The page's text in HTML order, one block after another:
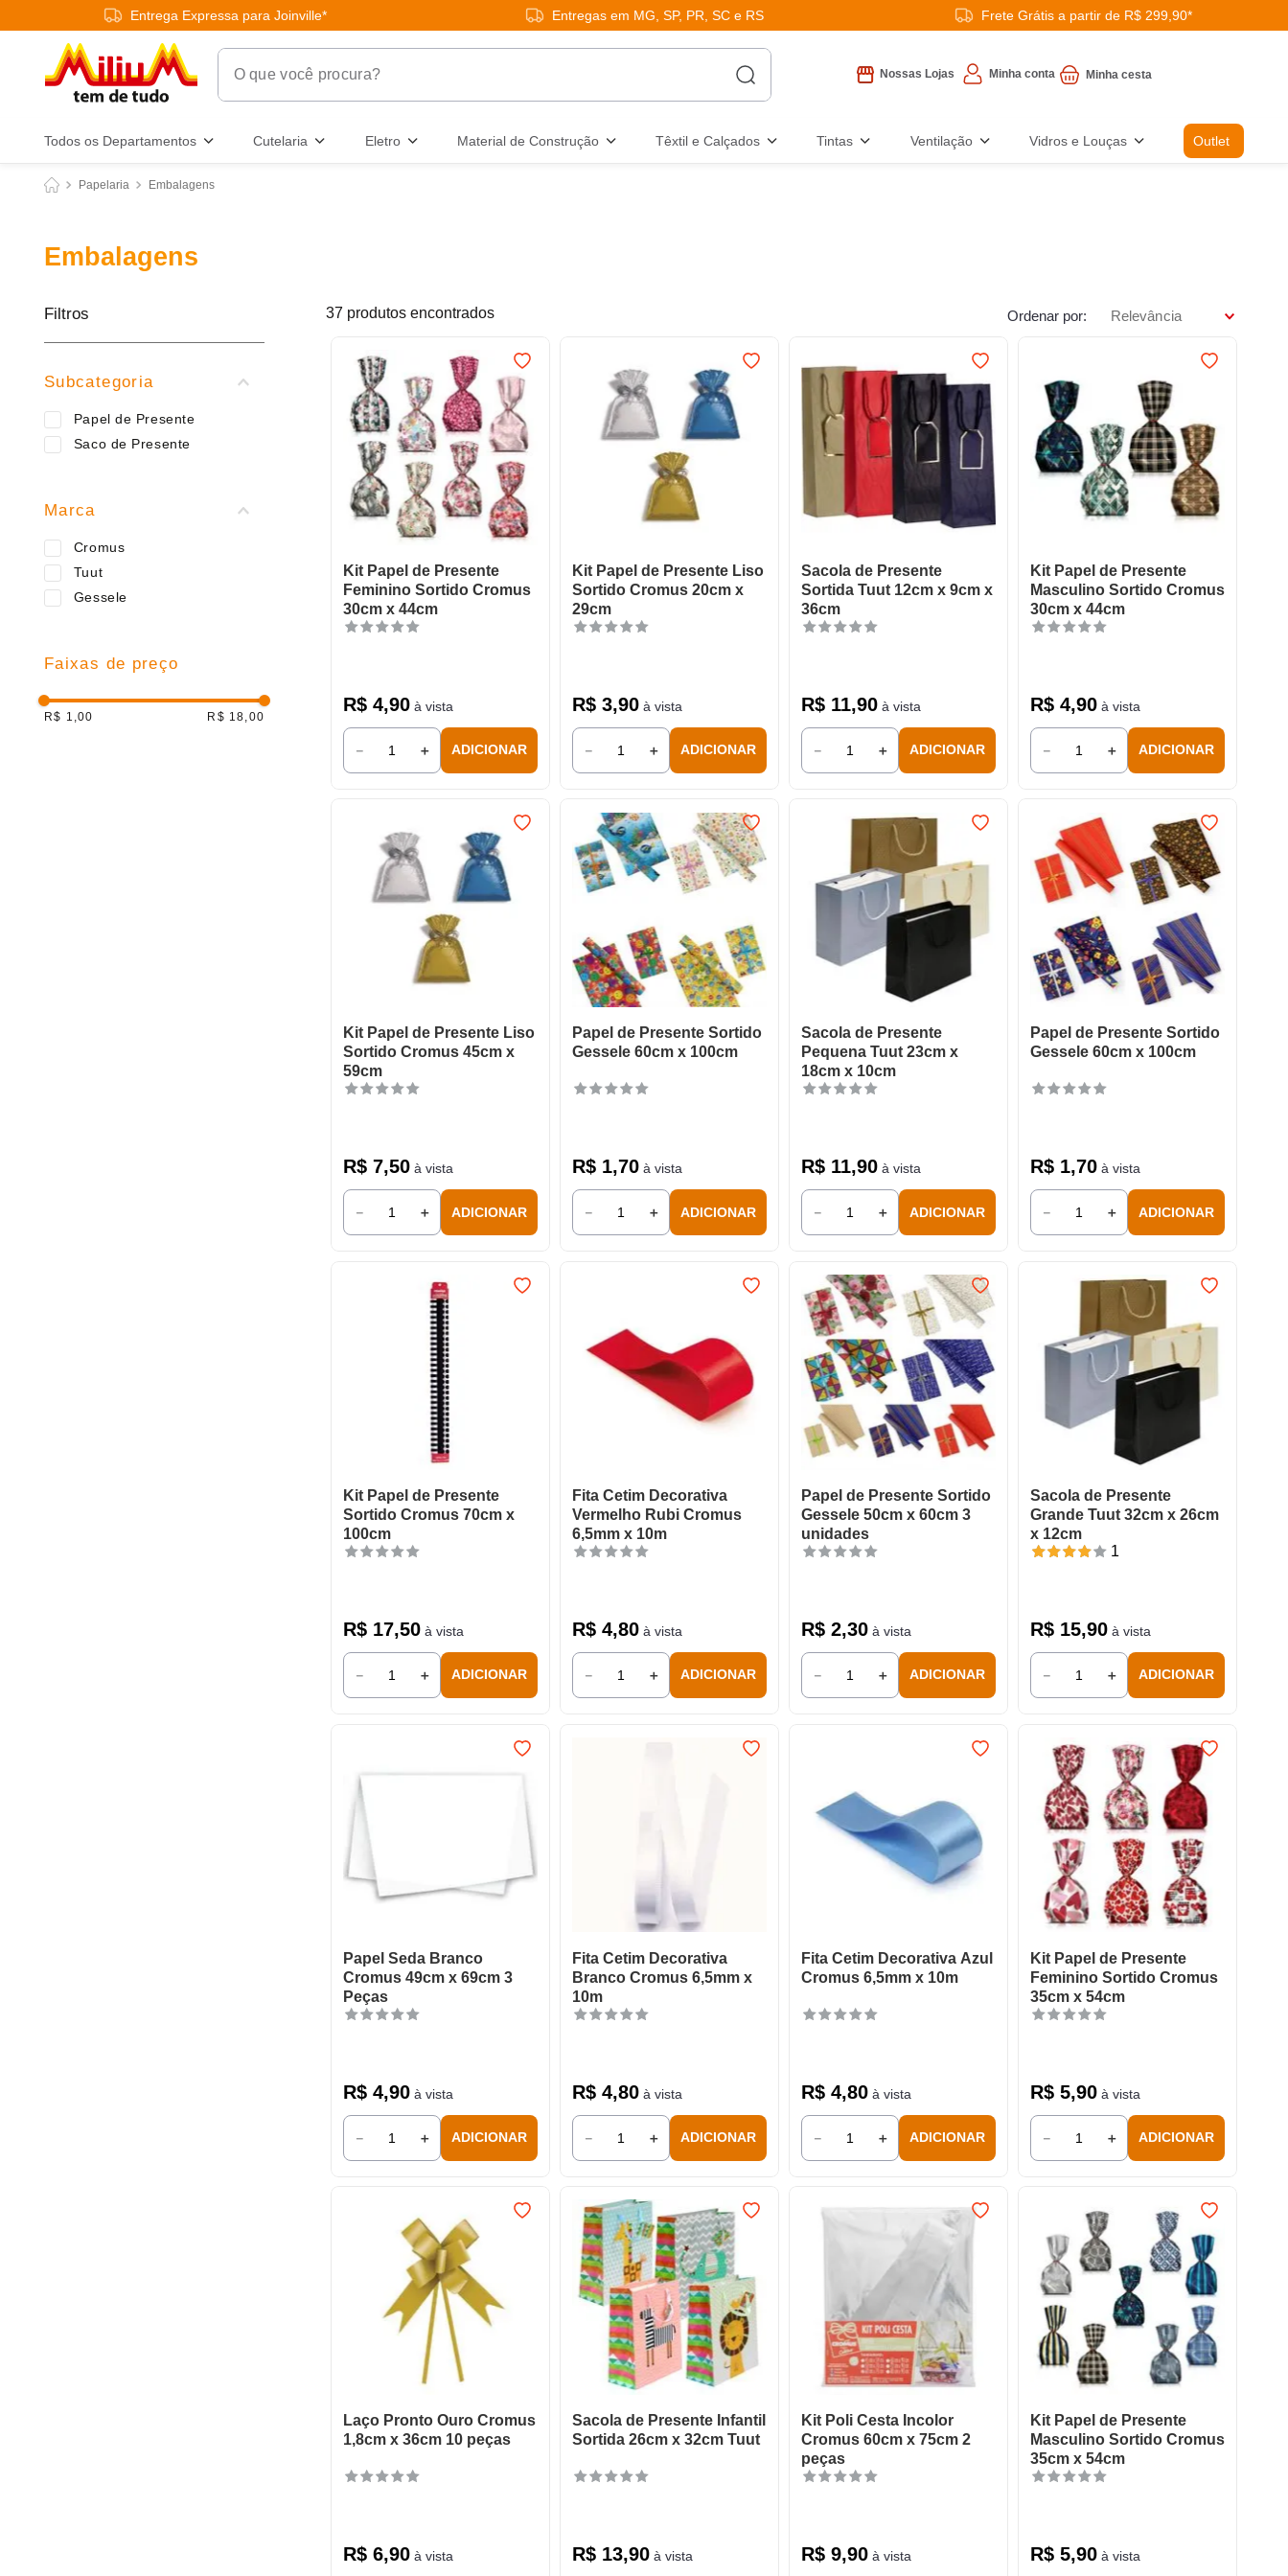
Entrega Expressa para Joinville* Entregas em MG, SP, PR, SC e RS Frete Grátis a partir de R$ 299,90*
O que você procura?
Nossas Lojas Minha conta
Todos os Departamentos Cutelaria Eletro Material de Construção Têxtil e Calçados Tintas Ventilação Vidros e Louças Outlet
Papelaria Embalagens
Embalagens
Filtros
Subcategoria
Papel de Presente
Saco de Presente
Marca
Cromus
Tuut
Gessele
Faixas de preço
R$ 1,00 R$ 18,00
37 produtos Ordenar por Relevância
Kit Papel de Presente
Feminino Sortido Cromus
30cm x 44cm
R$ 4,90à vista
＋
－ ADICIONAR
Kit Papel de Presente Liso
Sortido Cromus 20cm x
29cm
R$ 3,90à vista
＋
－ ADICIONAR
Sacola de Presente
Sortida Tuut 12cm x 9cm x
36cm
R$ 11,90à vista
＋
－ ADICIONAR
Kit Papel de Presente
Masculino Sortido Cromus
30cm x 44cm
R$ 4,90à vista
＋
－ ADICIONAR
Kit Papel de Presente Liso
Sortido Cromus 45cm x
59cm
R$ 7,50à vista
＋
－ ADICIONAR
Papel de Presente Sortido
Gessele 60cm x 100cm
R$ 1,70à vista
＋
－ ADICIONAR
Sacola de Presente
Pequena Tuut 23cm x
18cm x 10cm
R$ 11,90à vista
＋
－ ADICIONAR
Papel de Presente Sortido
Gessele 60cm x 100cm
R$ 1,70à vista
＋
－ ADICIONAR
Kit Papel de Presente
Sortido Cromus 70cm x
100cm
R$ 17,50à vista
＋
－ ADICIONAR
Fita Cetim Decorativa
Vermelho Rubi Cromus
6,5mm x 10m
R$ 4,80à vista
＋
－ ADICIONAR
Papel de Presente Sortido
Gessele 50cm x 60cm 3
unidades
R$ 2,30à vista
＋
－ ADICIONAR
Sacola de Presente
Grande Tuut 32cm x 26cm
x 12cm
1
R$ 15,90à vista
＋
－ ADICIONAR
Papel Seda Branco
Cromus 49cm x 69cm 3
Peças
R$ 4,90à vista
＋
－ ADICIONAR
Fita Cetim Decorativa
Branco Cromus 6,5mm x
10m
R$ 4,80à vista
＋
－ ADICIONAR
Fita Cetim Decorativa Azul
Cromus 6,5mm x 10m
R$ 4,80à vista
＋
－ ADICIONAR
Kit Papel de Presente
Feminino Sortido Cromus
35cm x 54cm
R$ 5,90à vista
＋
－ ADICIONAR
Laço Pronto Ouro Cromus
1,8cm x 36cm 10 peças
R$ 6,90à vista
Sacola de Presente Infantil
Sortida 26cm x 32cm Tuut
R$ 13,90à vista
Kit Poli Cesta Incolor
Cromus 60cm x 75cm 2
peças
R$ 9,90à vista
Kit Papel de Presente
Masculino Sortido Cromus
35cm x 54cm
R$ 5,90à vista